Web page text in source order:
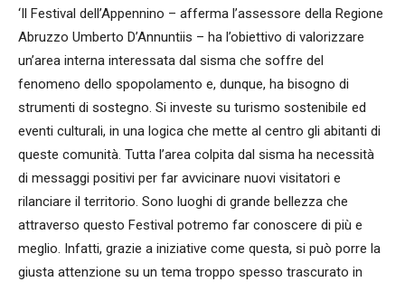
‘Il Festival dell’Appennino – afferma l’assessore della Regione
Abruzzo Umberto D’Annuntiis – ha l’obiettivo di valorizzare
un’area interna interessata dal sisma che soffre del
fenomeno dello spopolamento e, dunque, ha bisogno di
strumenti di sostegno. Si investe su turismo sostenibile ed
eventi culturali, in una logica che mette al centro gli abitanti di
queste comunità. Tutta l’area colpita dal sisma ha necessità
di messaggi positivi per far avvicinare nuovi visitatori e
rilanciare il territorio. Sono luoghi di grande bellezza che
attraverso questo Festival potremo far conoscere di più e
meglio. Infatti, grazie a iniziative come questa, si può porre la
giusta attenzione su un tema troppo spesso trascurato in